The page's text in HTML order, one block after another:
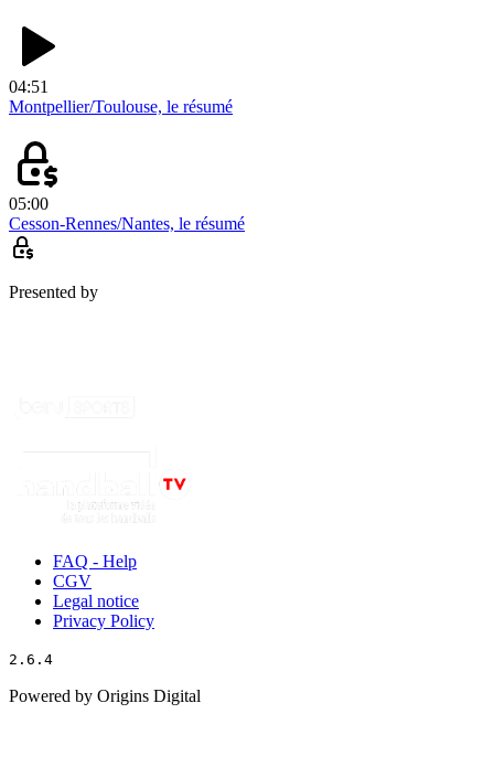
04:51
Montpellier/Toulouse, le résumé
05:00
Cesson-Rennes/Nantes, le résumé
Presented by
FAQ - Help
CGV
Legal notice
Privacy Policy
2.6.4
Powered by Origins Digital